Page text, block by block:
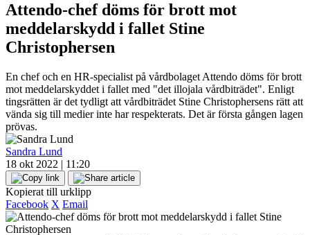
Attendo-chef döms för brott mot
meddelarskydd i fallet Stine
Christophersen
En chef och en HR-specialist på vårdbolaget Attendo döms för brott
mot meddelarskyddet i fallet med "det illojala vårdbiträdet". Enligt
tingsrätten är det tydligt att vårdbiträdet Stine Christophersens rätt att
vända sig till medier inte har respekterats. Det är första gången lagen
prövas.
Sandra Lund
18 okt 2022 | 11:20
Kopierat till urklipp
Facebook X Email